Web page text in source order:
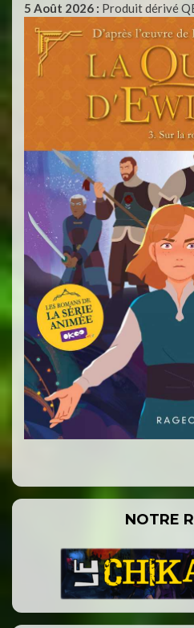
5 Août 2026 : Produit dérivé
NOTRE